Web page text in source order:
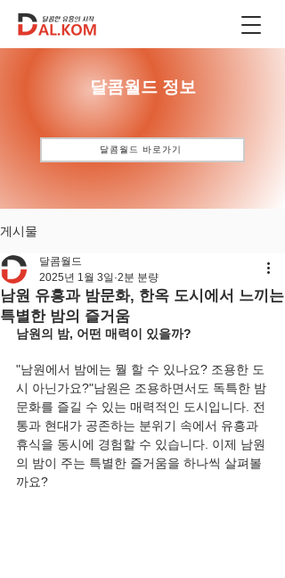
​달콤월드 정보
달콤월드 바로가기
게시물
남원 유흥과 밤문화, 한옥 도시에서 느끼는
특별한 밤의 즐거움
달콤월드
2025년 1월 3일 2분 분량
남원의 밤, 어떤 매력이 있을까?
"남원에서 밤에는 뭘 할 수 있나요? 조용한 도
시 아닌가요?"남원은 조용하면서도 독특한 밤
문화를 즐길 수 있는 매력적인 도시입니다. 전
통과 현대가 공존하는 분위기 속에서 유흥과
휴식을 동시에 경험할 수 있습니다. 이제 남원
의 밤이 주는 특별한 즐거움을 하나씩 살펴볼
까요?